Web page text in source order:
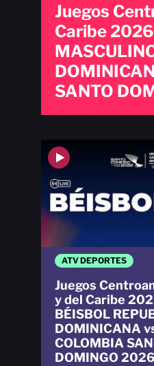
Juegos
Caribe
SANTO
ATV DEPORTES
Juegos
y del Caribe
BÉISBOL
DOMINICANA
COLOMBIA
DOMINGO 2026